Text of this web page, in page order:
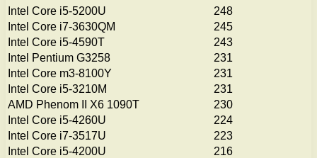
Intel Core i5-5200U
248
Intel Core i7-3630QM
245
Intel Core i5-4590T
243
Intel Pentium G3258
231
Intel Core m3-8100Y
231
Intel Core i5-3210M
231
AMD Phenom II X6 1090T
230
Intel Core i5-4260U
224
Intel Core i7-3517U
223
Intel Core i5-4200U
216